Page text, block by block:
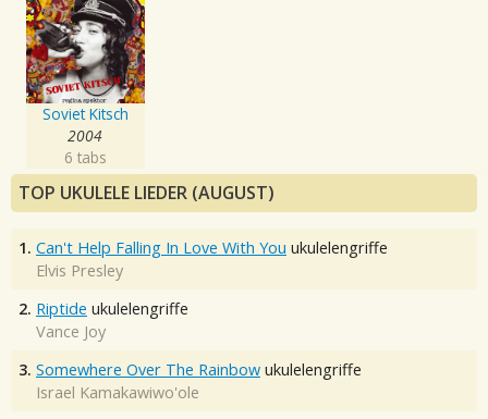
Soviet Kitsch
2004
6 tabs
TOP UKULELE LIEDER (AUGUST)
1. Can't Help Falling In Love With You ukulelengriffe
Elvis Presley
2. Riptide ukulelengriffe
Vance Joy
3. Somewhere Over The Rainbow ukulelengriffe
Israel Kamakawiwo'ole